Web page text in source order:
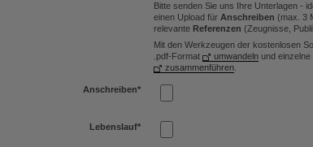
Bitte senden Sie uns Ihre Unterlagen -
einen Upload für Anschreiben (max. 3
relevante Referenzen (Zeugnisse,
Mit den Werkzeugen der kostenlosen
.pdf-Format
umwandeln und
zusammenführen
Anschreiben*
Lebenslauf*